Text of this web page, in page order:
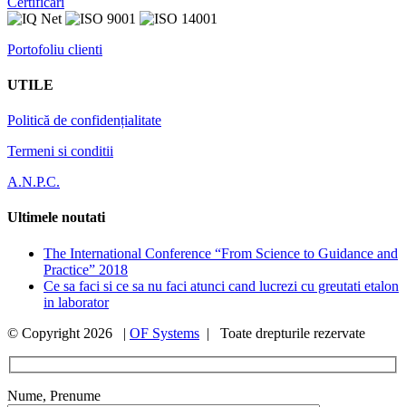
Portofoliu clienti
UTILE
Politică de confidențialitate
Termeni si conditii
A.N.P.C.
Ultimele noutati
The International Conference “From Science to Guidance and
Practice” 2018
Ce sa faci si ce sa nu faci atunci cand lucrezi cu greutati etalon
in laborator
© Copyright 2026 | OF Systems | Toate drepturile rezervate
Nume, Prenume